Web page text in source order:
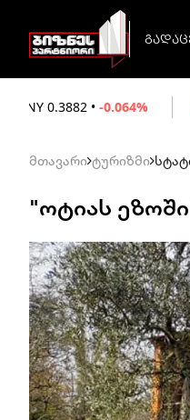
GBP 3.5216
მთავარი ტურიზმი
"ოტიას